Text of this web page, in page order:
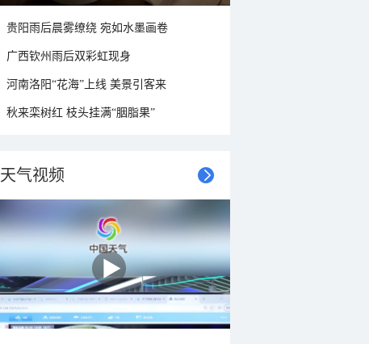
贵阳雨后晨雾缭绕 宛如水墨画卷
广西钦州雨后双彩虹现身
河南洛阳“花海”上线 美景引客来
秋来栾树红 枝头挂满“胭脂果”
天气视频